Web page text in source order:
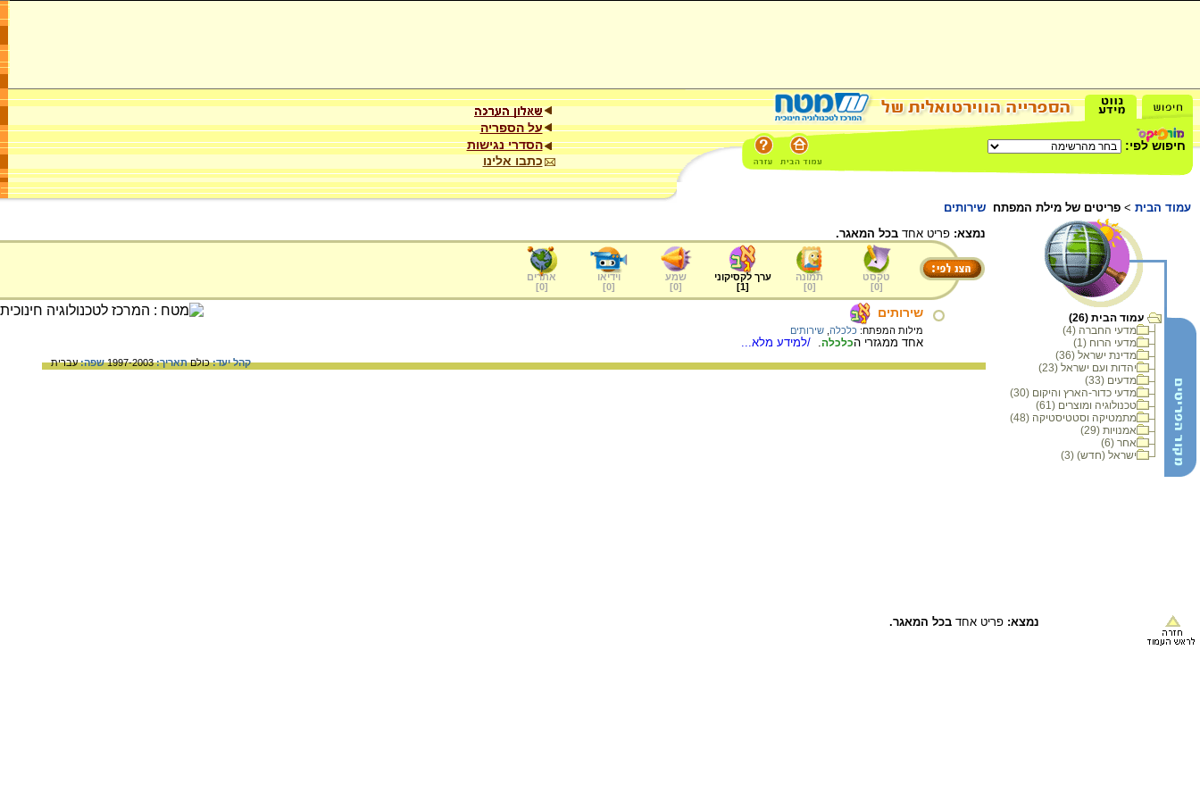
חיפוש לפי:
על הספריה
הסדרי נגישות
כתבו אלינו
עמוד הבית > פריטים של מילת המפתח שירותים
עמוד הבית (26)
מדעי החברה (4)
מדעי הרוח (1)
מדינת ישראל (36)
יהדות ועם ישראל (23)
מדעים (33)
מדעי כדור-הארץ והיקום (30)
טכנולוגיה ומוצרים (61)
מתמטיקה וסטטיסטיקה (48)
אמנויות (29)
אחר (6)
ישראל (חדש) (3)
נמצא: פריט אחד בכל המאגר.
טקסט
[
0
]
תמונה
[
0
]
ערך לקסיקוני
[
1
]
שמע
[
0
]
וידיאו
[
0
]
אתרים
[
0
]
שירותים
מילות המפתח: כלכלה שירותים
אחד ממגזרי הכלכלה. /למידע מלא...
קהל יעד:כולםתאריך:1997-2003 שפה:עברית
נמצא: פריט אחד בכל המאגר.